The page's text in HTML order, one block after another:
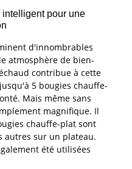
intelligent pour une
d'innombrables
atmosphère de bien-
contribue à cette
5 bougies chauffe-
Mais même sans
magnifique. Il
chauffe-plat sont
autres sur un plateau.
été utilisées